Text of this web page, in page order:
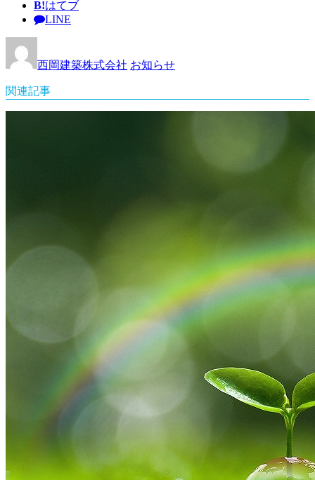
B!はてブ
LINE
西岡建築株式会社 お知らせ
関連記事